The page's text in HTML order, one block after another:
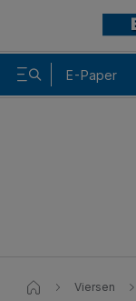
E-Paper
Viersen